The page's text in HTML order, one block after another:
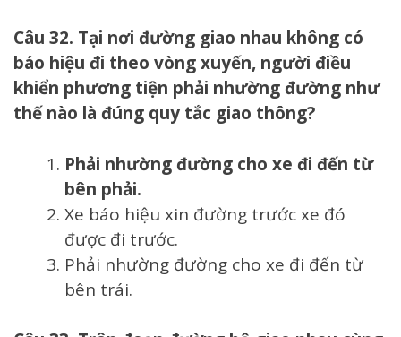
Câu 32. Tại nơi đường giao nhau không có
báo hiệu đi theo vòng xuyến, người điều
khiển phương tiện phải nhường đường như
thế nào là đúng quy tắc giao thông?
Phải nhường đường cho xe đi đến từ
bên phải.
Xe báo hiệu xin đường trước xe đó
được đi trước.
Phải nhường đường cho xe đi đến từ
bên trái.